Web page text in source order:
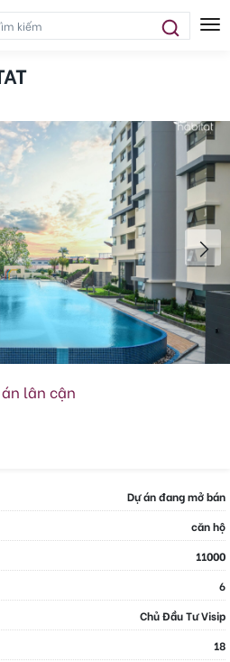
án lân cận
Dự án đang mở bán
căn hộ
11000
6
Chủ Đầu Tư Visip
18